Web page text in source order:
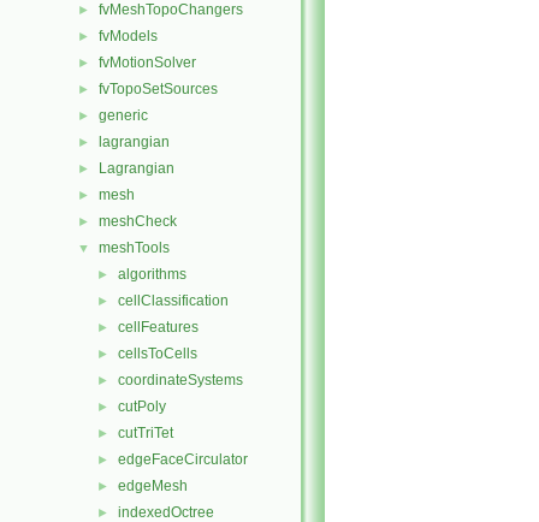
► fvMeshTopoChangers
► fvModels
► fvMotionSolver
► fvTopoSetSources
► generic
► lagrangian
► Lagrangian
► mesh
► meshCheck
▼ meshTools
► algorithms
► cellClassification
► cellFeatures
► cellsToCells
► coordinateSystems
► cutPoly
► cutTriTet
► edgeFaceCirculator
► edgeMesh
► indexedOctree